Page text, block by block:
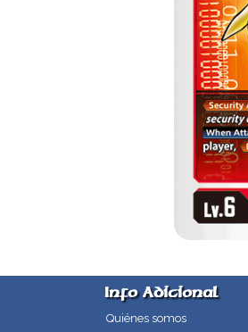
Info Adicional
Quiénes somos